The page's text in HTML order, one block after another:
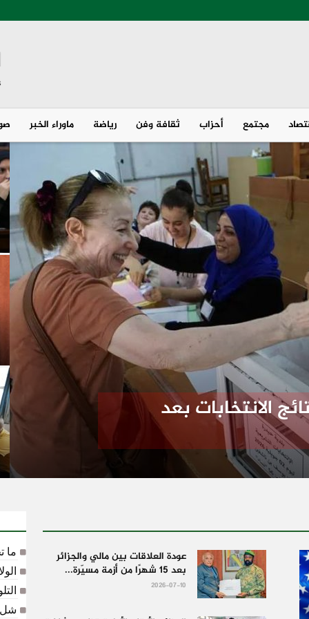
مجتمع أحزاب ثقافة وفن رياضة ماوراء الخبر
الانتخابات بعد
ما
شل
عودة العلاقات بين مالي والجزائر
بعد 15 شهرًا من أزمة مسيّرة...
2026-07-10